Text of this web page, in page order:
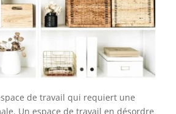
de travail qui requiert une
Un espace de travail en désordre